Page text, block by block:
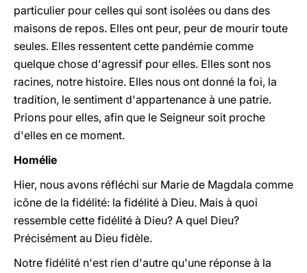
particulier pour celles qui sont isolées ou dans des
maisons de repos. Elles ont peur, peur de mourir toute
seules. Elles ressentent cette pandémie comme
quelque chose d'agressif pour elles. Elles sont nos
racines, notre histoire. Elles nous ont donné la foi, la
tradition, le sentiment d'appartenance à une patrie.
Prions pour elles, afin que le Seigneur soit proche
d'elles en ce moment.
Homélie
Hier, nous avons réfléchi sur Marie de Magdala comme
icône de la fidélité: la fidélité à Dieu. Mais à quoi
ressemble cette fidélité à Dieu? A quel Dieu?
Précisément au Dieu fidèle.
Notre fidélité n'est rien d'autre qu'une réponse à la